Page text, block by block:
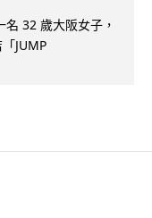
32 歲大阪女子，
JUMP